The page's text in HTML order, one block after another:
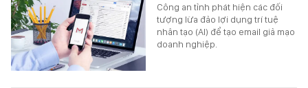
Công an tỉnh phát hiện các đối
tượng lừa đảo lợi dụng trí tuệ
nhân tạo (AI) để tạo email giả mạo
doanh nghiệp.